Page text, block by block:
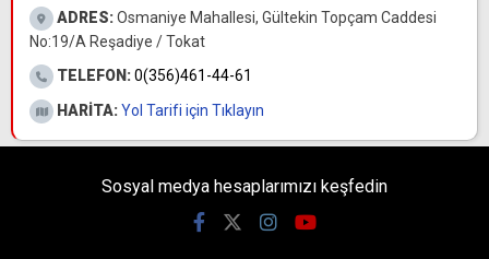
ADRES:Osmaniye Mahallesi, Gültekin Topçam Caddesi
No:19/A Reşadiye / Tokat
TELEFON:0(356)461-44-61
HARİTA:Yol Tarifi için Tıklayın
Sosyal medya hesaplarımızı keşfedin